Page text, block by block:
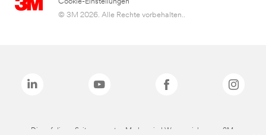
© 3M 2026. Alle Rechte vorbehalten..
Die auf dieser Seite genannten Marken sind Warenzeichen von 3M.